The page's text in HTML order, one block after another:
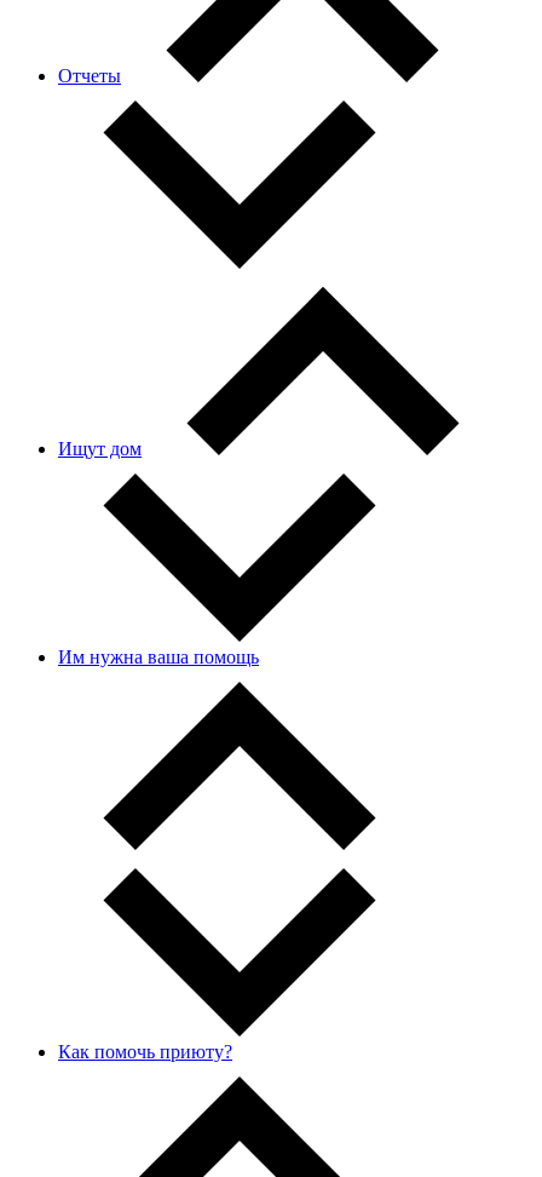
Отчеты
Ищут дом
Им нужна ваша помощь
Как помочь приюту?